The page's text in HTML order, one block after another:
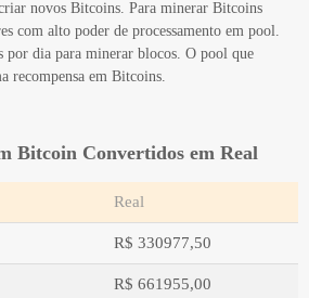
novos Bitcoins. Para minerar Bitcoins
com alto poder de processamento em pool.
por dia para minerar blocos. O pool que
recompensa em Bitcoins.
Bitcoin Convertidos em Real
Real
R$ 330977,50
R$ 661955,00